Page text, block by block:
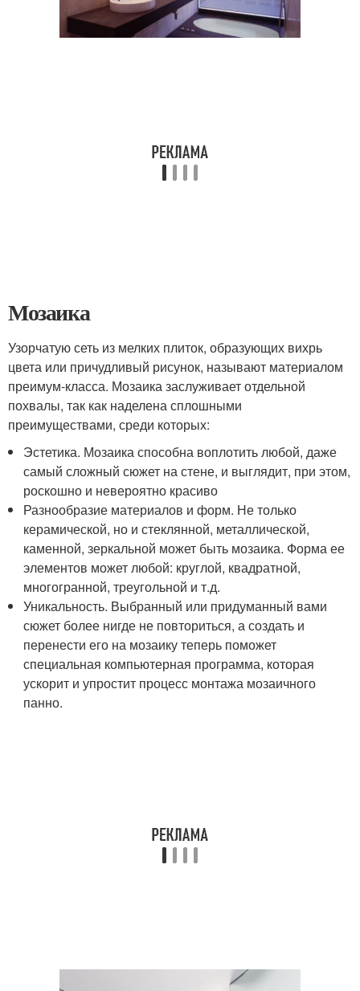
Мозаика
Узорчатую сеть из мелких плиток, образующих вихрь
цвета или причудливый рисунок, называют материалом
преимум-класса. Мозаика заслуживает отдельной
похвалы, так как наделена сплошными
преимуществами, среди которых:
Эстетика. Мозаика способна воплотить любой, даже
самый сложный сюжет на стене, и выглядит, при этом,
роскошно и невероятно красиво
Разнообразие материалов и форм. Не только
керамической, но и стеклянной, металлической,
каменной, зеркальной может быть мозаика. Форма ее
элементов может любой: круглой, квадратной,
многогранной, треугольной и т.д.
Уникальность. Выбранный или придуманный вами
сюжет более нигде не повториться, а создать и
перенести его на мозаику теперь поможет
специальная компьютерная программа, которая
ускорит и упростит процесс монтажа мозаичного
панно.